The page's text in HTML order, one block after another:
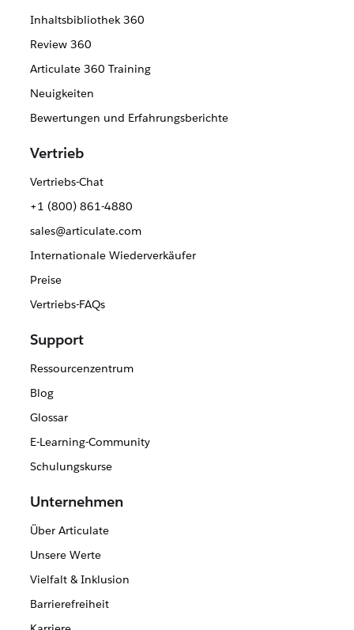
Inhaltsbibliothek 360
Review 360
Articulate 360 Training
Neuigkeiten
Bewertungen und Erfahrungsberichte
Vertrieb
Vertriebs-Chat
+1 (800) 861-4880
sales@articulate.com
Internationale Wiederverkäufer
Preise
Vertriebs-FAQs
Support
Ressourcenzentrum
Blog
Glossar
E-Learning-Community
Schulungskurse
Unternehmen
Über Articulate
Unsere Werte
Vielfalt & Inklusion
Barrierefreiheit